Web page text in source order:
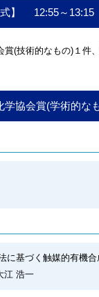
式】 12:55～13:15
(技術的なもの)１件
学協会賞(学術的な
基づく触媒的有機合
江 浩一